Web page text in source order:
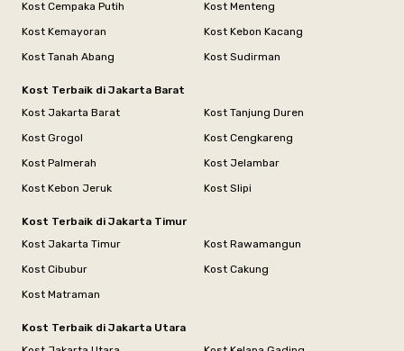
Kost Cempaka Putih
Kost Menteng
Kost Kemayoran
Kost Kebon Kacang
Kost Tanah Abang
Kost Sudirman
Kost Terbaik di Jakarta Barat
Kost Jakarta Barat
Kost Tanjung Duren
Kost Grogol
Kost Cengkareng
Kost Palmerah
Kost Jelambar
Kost Kebon Jeruk
Kost Slipi
Kost Terbaik di Jakarta Timur
Kost Jakarta Timur
Kost Rawamangun
Kost Cibubur
Kost Cakung
Kost Matraman
Kost Terbaik di Jakarta Utara